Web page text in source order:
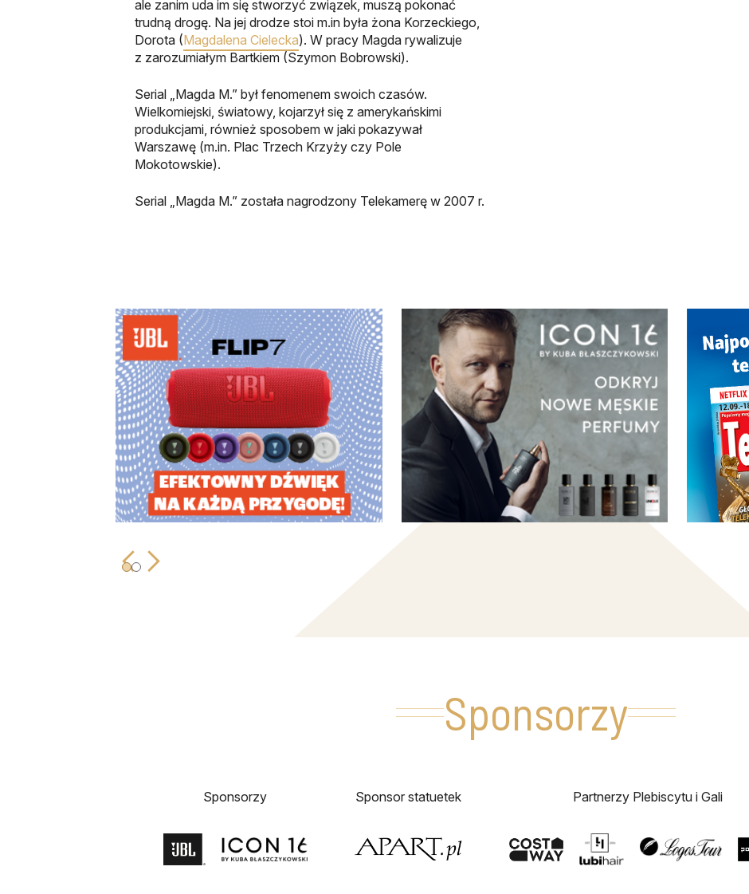
ale zanim uda im się stworzyć związek, muszą pokonać
trudną drogę. Na jej drodze stoi m.in była żona Korzeckiego,
Dorota (Magdalena Cielecka). W pracy Magda rywalizuje
z zarozumiałym Bartkiem (Szymon Bobrowski).
Serial „Magda M.” był fenomenem swoich czasów.
Wielkomiejski, światowy, kojarzył się z amerykańskimi
produkcjami, również sposobem w jaki pokazywał
Warszawę (m.in. Plac Trzech Krzyży czy Pole
Mokotowskie).
Serial „Magda M.” została nagrodzony Telekamerę w 2007 r.
Sponsorzy
Sponsorzy Sponsor statuetek Partnerzy Plebiscytu i Gali